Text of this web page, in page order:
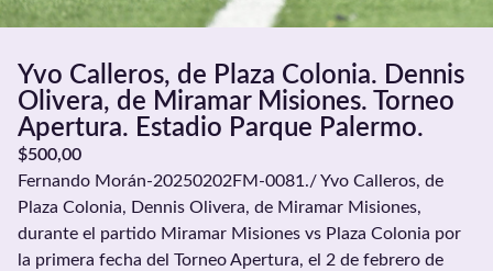
Yvo Calleros, de Plaza Colonia. Dennis
Olivera, de Miramar Misiones. Torneo
Apertura. Estadio Parque Palermo.
$500,00
Fernando Morán-20250202FM-0081./ Yvo Calleros, de
Plaza Colonia, Dennis Olivera, de Miramar Misiones,
durante el partido Miramar Misiones vs Plaza Colonia por
la primera fecha del Torneo Apertura, el 2 de febrero de